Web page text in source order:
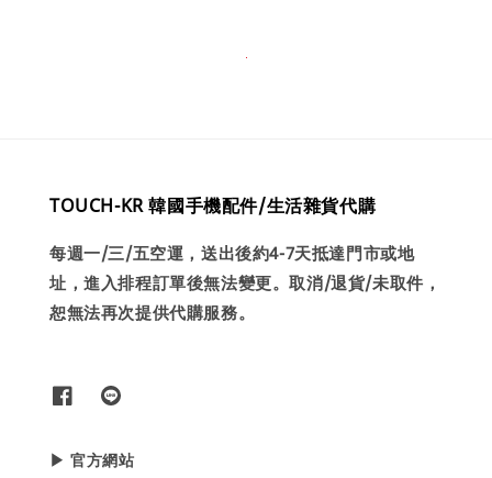
TOUCH-KR 韓國手機配件/生活雜貨代購
每週一/三/五空運，送出後約4-7天抵達門市或地
址，進入排程訂單後無法變更。取消/退貨/未取件，
恕無法再次提供代購服務。
▶ 官方網站